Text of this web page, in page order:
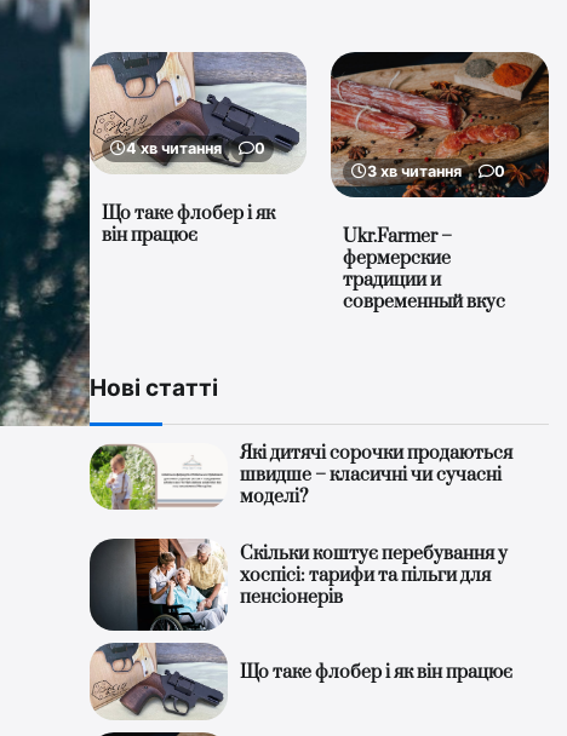
4 хв читання 0
Що таке флобер і як
він працює
3 хв читання 0
Ukr.Farmer –
фермерские
традиции и
современный вкус
Нові статті
Які дитячі сорочки продаються
швидше – класичні чи сучасні
моделі?
Скільки коштує перебування у
хоспісі: тарифи та пільги для
пенсіонерів
Що таке флобер і як він працює